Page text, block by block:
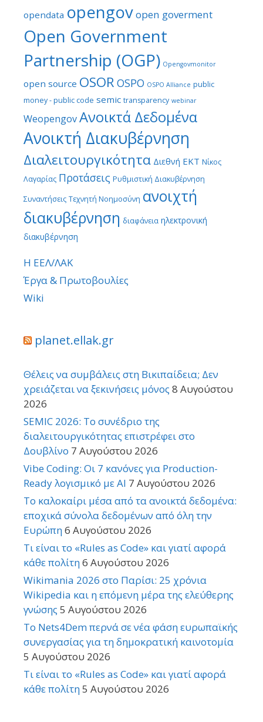
opendata opengovopen goverment
Open Government
Partnership (OGP) Opengovmonitor
open source OSOR OSPO OSPO Alliance public
money - public code semic transparency webinar
WeopengovΑνοικτά Δεδομένα
Ανοικτή Διακυβέρνηση
Διαλειτουργικότητα Διεθνή ΕΚΤ Νίκος
Λαγαρίας Προτάσεις Ρυθμιστική Διακυβέρνηση
Συναντήσεις Τεχνητή Νοημοσύνη ανοιχτή
διακυβέρνηση διαφάνεια ηλεκτρονική
διακυβέρνηση
Η ΕΕΛ/ΛΑΚ
Έργα & Πρωτοβουλίες
Wiki
planet.ellak.gr
Θέλεις να συμβάλεις στη Βικιπαίδεια; Δεν
χρειάζεται να ξεκινήσεις μόνος 8 Αυγούστου
2026
SEMIC 2026: Το συνέδριο της
διαλειτουργικότητας επιστρέφει στο
Δουβλίνο 7 Αυγούστου 2026
Vibe Coding: Οι 7 κανόνες για Production-
Ready λογισμικό με AI 7 Αυγούστου 2026
Το καλοκαίρι μέσα από τα ανοικτά δεδομένα:
εποχικά σύνολα δεδομένων από όλη την
Ευρώπη6 Αυγούστου 2026
Τι είναι το «Rules as Code» και γιατί αφορά
κάθε πολίτη6 Αυγούστου 2026
Wikimania 2026 στο Παρίσι: 25 χρόνια
Wikipedia και η επόμενη μέρα της ελεύθερης
γνώσης 5 Αυγούστου 2026
Το Nets4Dem περνά σε νέα φάση ευρωπαϊκής
συνεργασίας για τη δημοκρατική καινοτομία
5 Αυγούστου 2026
Τι είναι το «Rules as Code» και γιατί αφορά
κάθε πολίτη5 Αυγούστου 2026